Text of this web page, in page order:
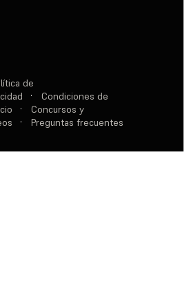
de
·
Condiciones de
·
Concursos y
· Preguntas frecuentes